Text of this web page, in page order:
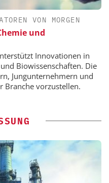
VON MORGEN
und
Innovationen in
Biowissenschaften. Die
Jungunternehmern und
Branche vorzustellen.